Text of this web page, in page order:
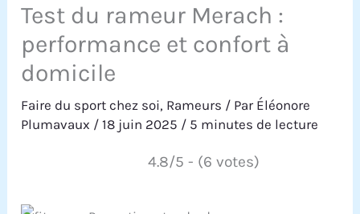
Test du rameur Merach :
performance et confort à
domicile
Faire du sport chez soi, Rameurs / Par Éléonore
Plumavaux /18 juin 2025 / 5 minutes de lecture
4.8/5 - (6 votes)